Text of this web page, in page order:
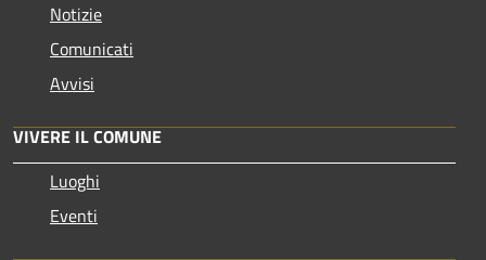
Notizie
Comunicati
Avvisi
VIVERE IL COMUNE
Luoghi
Eventi